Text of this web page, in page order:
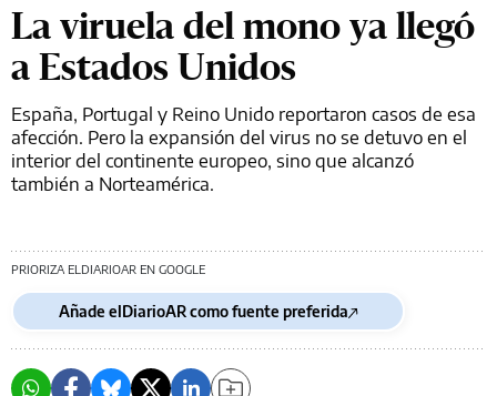
La viruela del mono ya llegó
a Estados Unidos
España, Portugal y Reino Unido reportaron casos de esa
afección. Pero la expansión del virus no se detuvo en el
interior del continente europeo, sino que alcanzó
también a Norteamérica.
PRIORIZA ELDIARIOAR EN GOOGLE
Añade elDiarioAR como fuente preferida